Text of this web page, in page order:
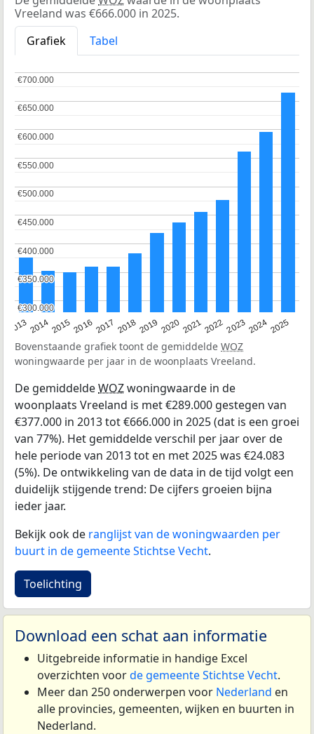
Vreeland was €666.000 in 2025.
Grafiek
Tabel
20132014201520162017 20182019 202020212022202320242025
€300.000
€300.000
€350.000
€350.000
€400.000
€400.000
€450.000
€450.000
€500.000
€500.000
€550.000
€550.000
€600.000
€600.000
€650.000
€650.000
€700.000
€700.000
Bovenstaande grafiek toont de gemiddelde WOZ
woningwaarde per jaar in de woonplaats Vreeland.
De gemiddeldeWOZwoningwaarde in de
woonplaats Vreeland is met €289.000 gestegen van
€377.000 in 2013 tot €666.000 in 2025 (dat is een groei
van 77%). Het gemiddelde verschil per jaar over de
hele periode van 2013 tot en met 2025 was €24.083
(5%). De ontwikkeling van de data in de tijd volgt een
duidelijk stijgende trend: De cijfers groeien bijna
ieder jaar.
Bekijk ook de ranglijst van de woningwaarden per
buurt in de gemeente Stichtse Vecht.
Toelichting
Download een schat aan informatie
Uitgebreide informatie in handige Excel
overzichten voorde gemeente Stichtse Vecht.
Meer dan 250 onderwerpen voor Nederland en
alle provincies, gemeenten, wijken en buurten in
Nederland.